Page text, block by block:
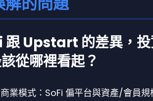
跟 Upstart 的差異，
從哪裡看起？
業模式：SoFi 偏平台與資產/會員規